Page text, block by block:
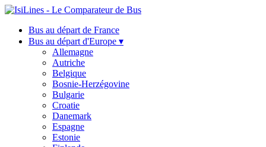
Bus au départ de France
Bus au départ d'Europe ▾
Allemagne
Autriche
Belgique
Bosnie-Herzégovine
Bulgarie
Croatie
Danemark
Espagne
Estonie